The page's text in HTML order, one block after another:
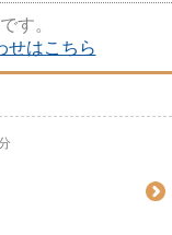
す。
せはこちら